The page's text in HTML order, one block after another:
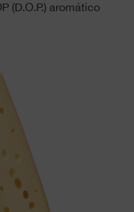
(D.O.P.) aromático